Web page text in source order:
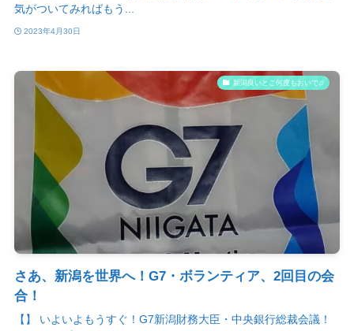
気がついてみればもう...
2023年4月30日
新潟良いとこ何度もおいで♫
さあ、新潟を世界へ！G7・ボランティア、2回目の会
合！
【】 いよいよもうすぐ！G7新潟財務大臣・中央銀行総裁会議！